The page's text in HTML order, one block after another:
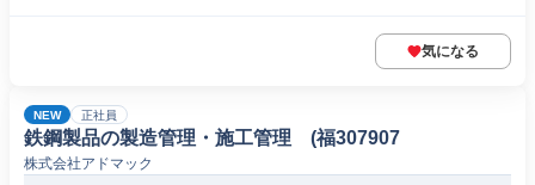
気になる
NEW 正社員
鉄鋼製品の製造管理・施工管理 (福307907
株式会社アドマック